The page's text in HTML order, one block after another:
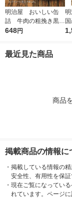
明治屋 おいしい缶
詰 牛肉の粗挽き黒胡
椒味 1缶
648円
最近見た商品
商品
掲載商品の情報に
・ 掲載している情報の
安全性、有用性を保証
・ 現在ご覧になってい
れています。ページ